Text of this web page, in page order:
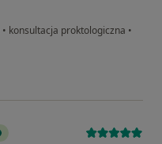
• konsultacja proktologiczna •